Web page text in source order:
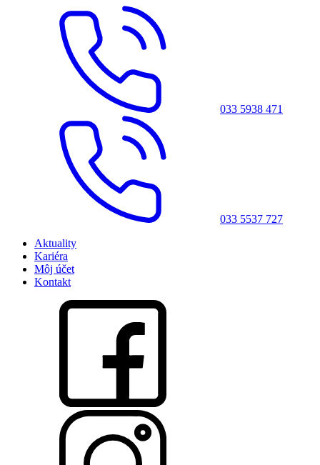
033 5938 471
033 5537 727
Aktuality
Kariéra
Môj účet
Kontakt